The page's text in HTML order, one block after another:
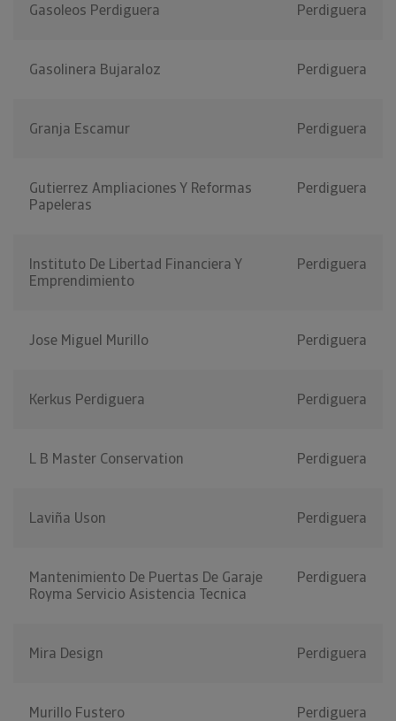
Gasoleos Perdiguera Perdiguera
Gasolinera Bujaraloz Perdiguera
Granja Escamur Perdiguera
Gutierrez Ampliaciones Y Reformas
Papeleras
Perdiguera
Instituto De Libertad Financiera Y
Emprendimiento
Perdiguera
Jose Miguel Murillo Perdiguera
Kerkus Perdiguera Perdiguera
L B Master Conservation Perdiguera
Laviña Uson Perdiguera
Mantenimiento De Puertas De Garaje
Royma Servicio Asistencia Tecnica
Perdiguera
Mira Design Perdiguera
Murillo Fustero Perdiguera